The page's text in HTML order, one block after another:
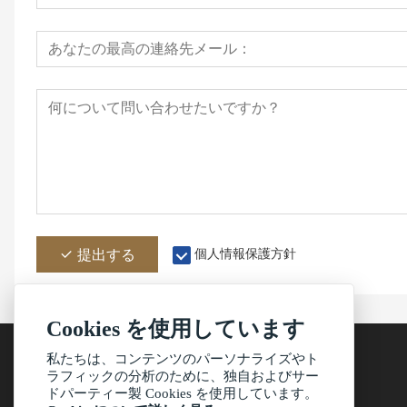
提出する 個人情報保護方針
アドレス
Cookies を使用しています
私たちは、コンテンツのパーソナライズやト
ラフィックの分析のために、独自およびサー
ドパーティー製 Cookies を使用しています。